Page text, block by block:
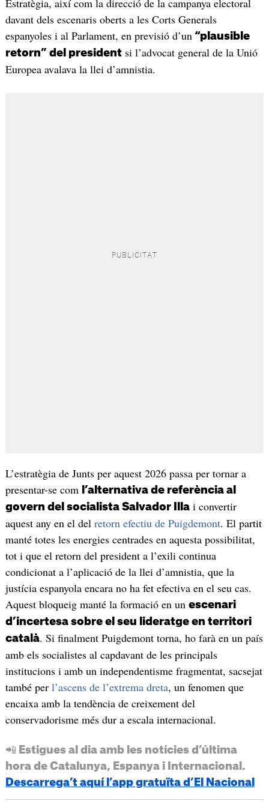
davant dels escenaris oberts a les Corts Generals
espanyoles i al Parlament, en previsió d’un “plausible
retorn” del presidentsi l’advocat general de la Unió
Europea avalava la llei d’amnistia.
L’estratègia de Junts per aquest 2026 passa per tornar a
presentar-se com l’alternativa de referència al
govern del socialista Salvador Illai convertir
aquest any en el del retorn efectiu de Puigdemont. El partit
manté totes les energies centrades en aquesta possibilitat,
tot i que el retorn del president a l’exili continua
condicionat a l’aplicació de la llei d’amnistia, que la
justícia espanyola encara no ha fet efectiva en el seu cas.
Aquest bloqueig manté la formació en un escenari
d’incertesa sobre el seu lideratge en territori
català. Si finalment Puigdemont torna, ho farà en un país
amb els socialistes al capdavant de les principals
institucions i amb un independentisme fragmentat, sacsejat
també per l’ascens de l’extrema dreta, un fenomen que
encaixa amb la tendència de creixement del
conservadorisme més dur a escala internacional.
📲 Estigues al dia amb les notícies d’última
hora de Catalunya, Espanya i Internacional.
Descarrega’t aquí l’app gratuïta d’El Nacional